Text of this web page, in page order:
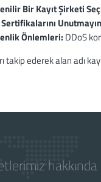
Bir Kayıt Şirketi
Sertifikalarını
Önlemleri: DDoS
takip ederek alan adı